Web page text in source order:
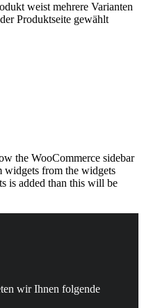
weist mehrere Varianten
Produktseite gewählt
the WooCommerce sidebar
widgets from the widgets
is added than this will be
wir Ihnen folgende